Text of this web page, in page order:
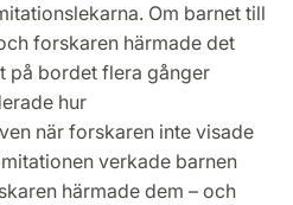
Om barnet till
forskaren härmade det
på bordet flera gånger
hur
när forskaren inte visade
verkade barnen
härmade dem – och